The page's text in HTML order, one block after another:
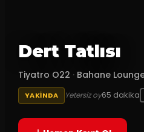
Dert Tatlısı
Tiyatro O22 · Bahane
YAKINDA Yetersiz oy65 dakika